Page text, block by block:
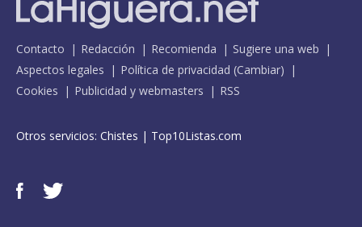
Contacto Redacción Recomienda
Sugiere una web
Aspectos legales
Política de privacidad (Cambiar)
Cookies
Publicidad y webmasters RSS
Otros servicios: Chistes | Top10Listas.com